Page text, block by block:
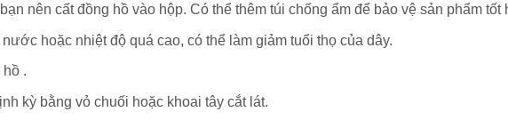
nên cất đồng hồ vào hộp. Có thể thêm túi chống ẩm để bảo vệ sản phẩm tốt
hoặc nhiệt độ quá cao, có thể làm giảm tuổi thọ của dây.
.
kỳ bằng vỏ chuối hoặc khoai tây cắt lát.